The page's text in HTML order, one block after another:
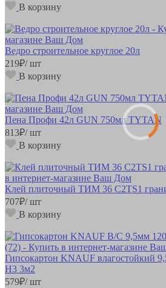
В корзину
Ведро строительное круглое 20л
219₽/ шт
В корзину
Пена Профи 42л GUN 750мл TYTAN
813₽/ шт
В корзину
Клей плиточный ТИМ 36 С2ТS1
707₽/ шт
В корзину
Гипсокартон KNAUF влагостойкий
Н3 3м2
579₽/ шт